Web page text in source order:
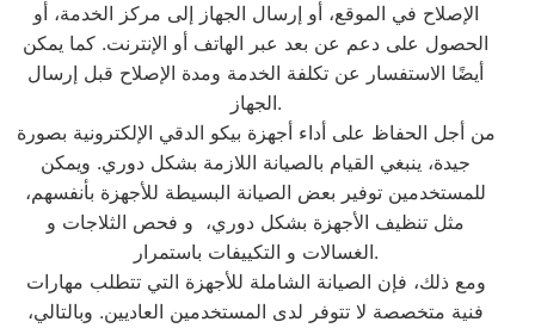
الإصلاح في الموقع، أو إرسال الجهاز إلى مركز الخدمة، أو
الحصول على دعم عن بعد عبر الهاتف أو الإنترنت. كما يمكن
أيضًا الاستفسار عن تكلفة الخدمة ومدة الإصلاح قبل إرسال
الجهاز.
من أجل الحفاظ على أداء أجهزة بيكو الدقي الإلكترونية بصورة
جيدة، ينبغي القيام بالصيانة اللازمة بشكل دوري. ويمكن
للمستخدمين توفير بعض الصيانة البسيطة للأجهزة بأنفسهم،
مثل تنظيف الأجهزة بشكل دوري، و فحص الثلاجات و
الغسالات و التكييفات باستمرار.
ومع ذلك، فإن الصيانة الشاملة للأجهزة التي تتطلب مهارات
فنية متخصصة لا تتوفر لدى المستخدمين العاديين. وبالتالي،